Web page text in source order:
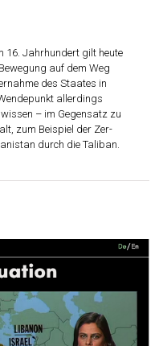
16. Jahr­hun­dert gilt heu­te
auf dem Weg
des Staa­tes in
aller­dings
– im Gegen­satz zu
zum Bei­spiel der Zer­
durch die Tali­ban.